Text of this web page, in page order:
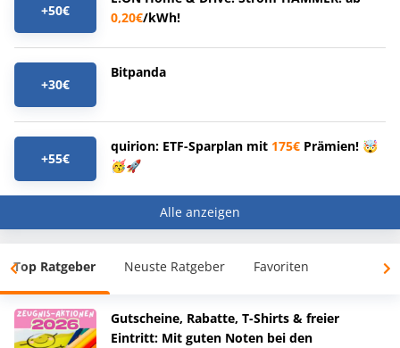
+50€
0,20€/kWh!
+30€
Bitpanda
+55€
quirion: ETF-Sparplan mit 175€ Prämien! 🤯
🥳🚀
Alle anzeigen
Top Ratgeber Neuste Ratgeber Favoriten
Gutscheine, Rabatte, T-Shirts & freier
Eintritt: Mit guten Noten bei den